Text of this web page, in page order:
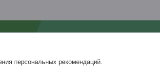
Металлочерепица
персональных рекомендаций.